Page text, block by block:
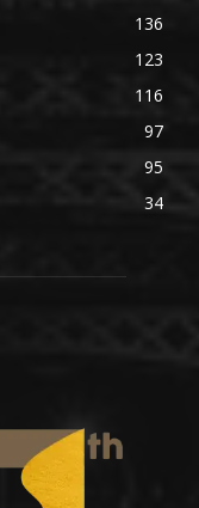
136
123
116
97
95
34